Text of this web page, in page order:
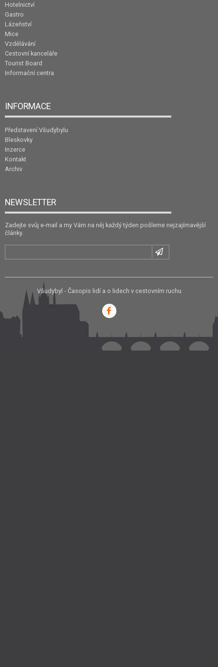
Hotelnictví
Gastro
Lázeňství
Mice
Vzdělávání
Cestovní kanceláře
Tourist Board
Informační centra
INFORMACE
Představení Všudybylu
Bleskovky
Inzerce
Kontakt
Archiv
NEWSLETTER
Zadejte svůj e-mail a my Vám na něj každý týden pošleme nejzajímavější
články.
Všudybyl - Časopis lidí a o lidech v cestovním ruchu